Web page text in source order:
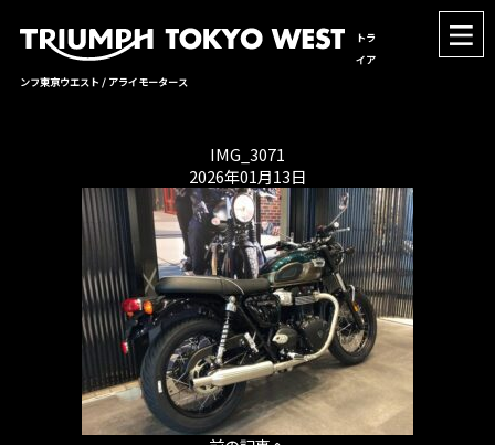
トラ
イア
ンフ東京ウエスト / アライモータース
IMG_3071
2026年01月13日